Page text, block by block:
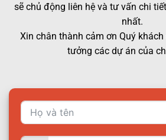
sẽ chủ động liên hệ và tư vấn chi
nhất.
Xin chân thành cảm ơn Quý
tưởng các dự án của